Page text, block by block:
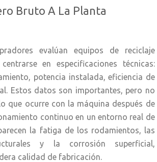
Bruto A La Planta
evalúan equipos de reciclaje
en especificaciones técnicas:
potencia instalada, eficiencia de
Estos datos son importantes, pero no
que ocurre con la máquina después de
continuo en un entorno real de
la fatiga de los rodamientos, las
y la corrosión superficial,
calidad de fabricación.